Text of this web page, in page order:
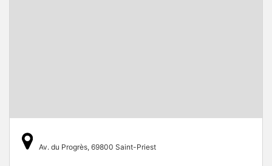
Av. du Progrès, 69800 Saint-Priest